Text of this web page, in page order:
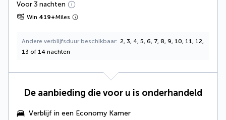
Voor 3 nachten
Win 419+Miles
Andere verblijfsduur beschikbaar 2, 3, 4, 5, 6, 7, 8, 9, 10, 11, 12,
13 of 14 nachten
De aanbieding die voor u is onderhandeld
Verblijf in een Economy Kamer